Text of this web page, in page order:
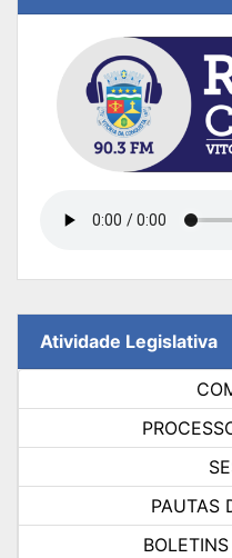
Atividade Legislativa
PAUTAS